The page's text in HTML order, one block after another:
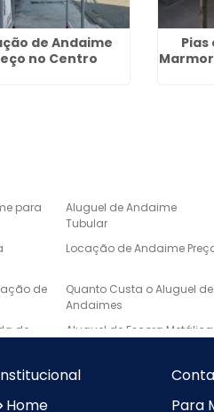
de Andaime
no Centro
Pias
para
Aluguel de Andaime
Tubular
Locação de Andaime
de
Quanto Custa o Aluguel de
Andaimes
de
Aluguel de Escora Metálica
Escada de Mármore Preço
Home
Para